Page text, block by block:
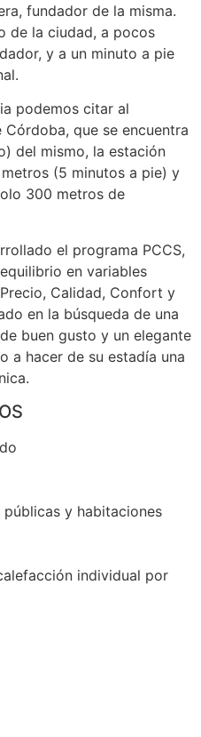
fundador de la misma.
de la ciudad, a pocos
y a un minuto a pie
podemos citar al
que se encuentra
del mismo, la estación
(5 minutos a pie) y
300 metros de
el programa PCCS,
en variables
Calidad, Confort y
en la búsqueda de una
buen gusto y un elegante
a hacer de su estadía una
públicas y habitaciones
individual por